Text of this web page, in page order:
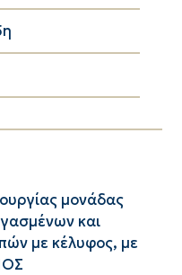
μονάδας
και
με κέλυφος, με